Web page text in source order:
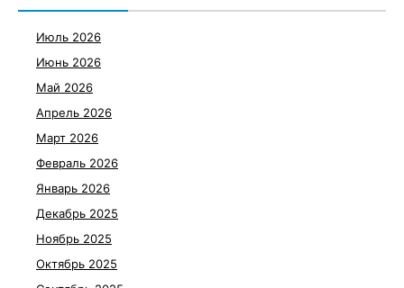
Июль 2026
Июнь 2026
Май 2026
Апрель 2026
Март 2026
Февраль 2026
Январь 2026
Декабрь 2025
Ноябрь 2025
Октябрь 2025